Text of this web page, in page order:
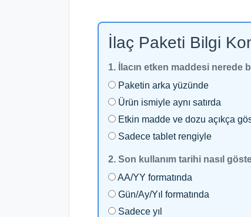
İlaç Paketi Bilgi
1. İlacın etken maddesi nerede
Paketin arka yüzünde
Ürün ismiyle aynı satırda
Etkin madde ve dozu açıkça
Sadece tablet rengiyle
2. Son kullanım tarihi nasıl
AA/YY formatında
Gün/Ay/Yıl formatında
Sadece yıl